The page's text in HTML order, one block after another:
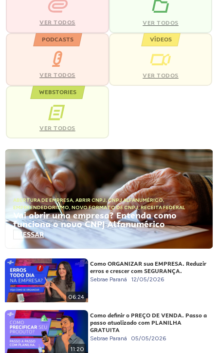
VER TODOS VER TODOS
PODCASTS
VER TODOS
VÍDEOS
VER TODOS
WEBSTORIES
VER TODOS
ABERTURA DE EMPRESA, ABRIR CNPJ,CNPJ ALFANUMÉRICO,
EMPREENDEDORISMO, NOVO FORMATO DE CNPJ,RECEITA FEDERAL
Vai abrir uma empresa? Entenda como
funciona o novo CNPJ Alfanumérico
ACESSAR
06:24
Como ORGANIZAR sua EMPRESA. Reduzir
erros e crescer com SEGURANÇA.
Sebrae Paraná 12/05/2026
11:20
Como definir o PREÇO DE VENDA. Passo a
passo atualizado com PLANILHA
GRATUITA
Sebrae Paraná 05/05/2026